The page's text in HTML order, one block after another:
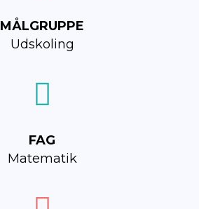
MÅLGRUPPE
Udskoling
FAG
Matematik